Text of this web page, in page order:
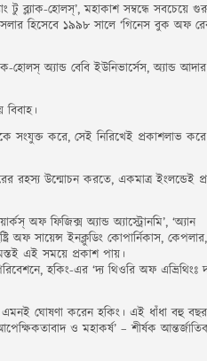
টু ব্ল্যাক-হোলস্‌’, মহাকাশ সম্বন্ধে সবচেয়ে
হিসেবে ১৯৯৮ সালে ‘গিনেস বুক অফ
হোলস্‌ অ্যান্ড বেবি ইউনিভার্সেস, অ্যান্ড আদার
সংযুক্ত করে, সেই নিরিখেই প্রকাশলাভ করে
রহস্য উন্মোচন করতে, একমাত্র ইংলন্ডেই
অফ ফিজিক্স অ্যান্ড অ্যাস্ট্রোনমি’, ‘অ্যান
অফ সায়েন্স ইনক্লুডিং কোপার্নিকাস, কেপলার,
এই সময়ে প্রকাশ পায়।
হকিং-এর ‘দ্য থিওরি অফ এভ্রিথিংঃ
এমনই ঘোষণা করেন হকিং। এই ধাঁধা বহু বছর
ও মহাকর্ষ’ – শীর্ষক